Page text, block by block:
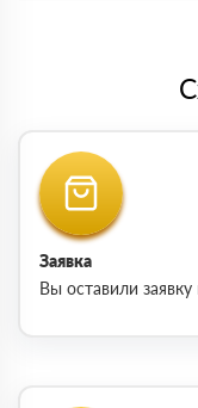
Заявка
Вы оставили заявку